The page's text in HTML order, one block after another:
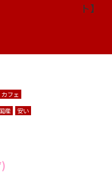
カフェ
産
安い